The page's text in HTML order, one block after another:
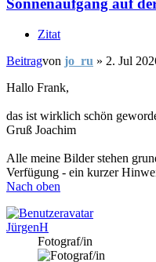
Sonnenaufgang auf
Zitat
Beitragvon jo_ru » 2. Jul
Hallo Frank,
das ist wirklich schön
Gruß Joachim
Alle meine Bilder stehen
Verfügung - ein kurzer
Nach oben
JürgenH
Fotograf/in